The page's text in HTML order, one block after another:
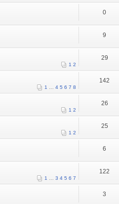
0
9
1 2
29
1 4 5 6 7 8
142
1 2
26
1 2
25
6
1 3 4 5 6 7
122
3